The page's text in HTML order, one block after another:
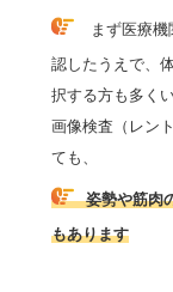
まず医療
認したうえで、
択する方も多くい
画像検査（レン
ても、
姿勢や筋肉
もあります